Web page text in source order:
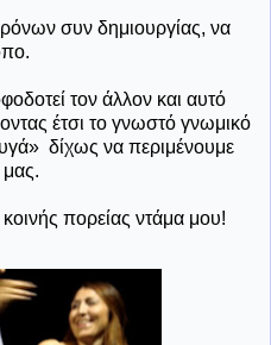
συν δημιουργίας, να
τον άλλον και αυτό
έτσι το γνωστό γνωμικό
δίχως να περιμένουμε
μας.
πορείας ντάμα μου!